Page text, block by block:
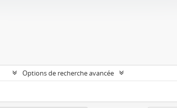
Options de recherche avancée